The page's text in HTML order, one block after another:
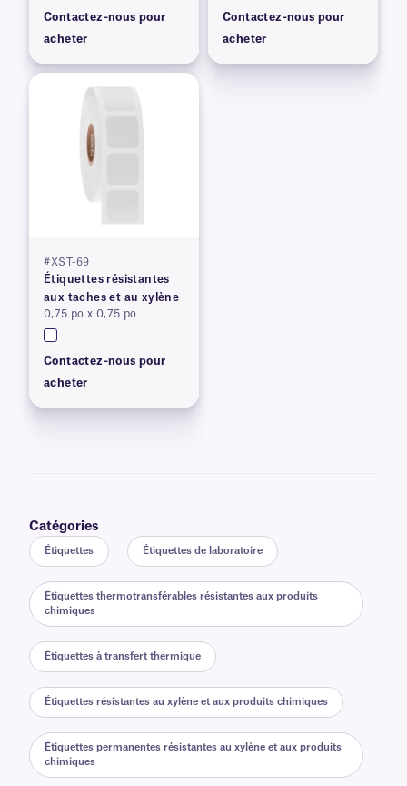
Contactez-nous pour
acheter
Contactez-nous pour
acheter
#XST-69
Étiquettes résistantes
aux taches et au xylène
0,75 po x 0,75 po
Contactez-nous pour
acheter
Catégories
Étiquettes Étiquettes de laboratoire
Étiquettes thermotransférables résistantes aux produits
chimiques
Étiquettes à transfert thermique
Étiquettes résistantes au xylène et aux produits chimiques
Étiquettes permanentes résistantes au xylène et aux produits
chimiques